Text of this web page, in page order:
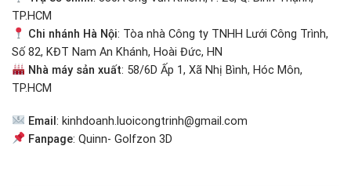
TP.HCM
Chi nhánh Hà Nội: Tòa nhà Công ty TNHH Lưới Công Trình,
Số 82, KĐT Nam An Khánh, Hoài Đức, HN
Nhà máy sản xuất: 58/6D Ấp 1, Xã Nhị Bình, Hóc Môn,
TP.HCM
Email : kinhdoanh.luoicongtrinh@gmail.com
Fanpage: Quinn- Golfzon 3D